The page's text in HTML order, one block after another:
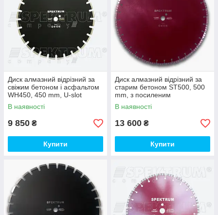
Диск алмазний відрізний за
свіжим бетоном і асфальтом
WH450, 450 mm, U-slot
В наявності
9 850 ₴
Купити
Диск алмазний відрізний за
старим бетоном ST500, 500
mm, з посиленим
армуванням
В наявності
13 600 ₴
Купити